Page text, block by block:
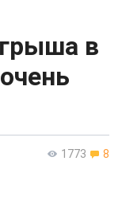
в
1773 8